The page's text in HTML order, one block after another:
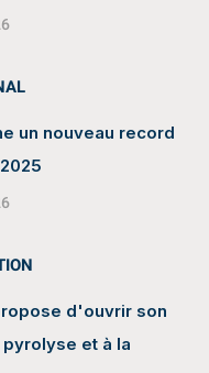
un nouveau record
d'ouvrir son
et à la